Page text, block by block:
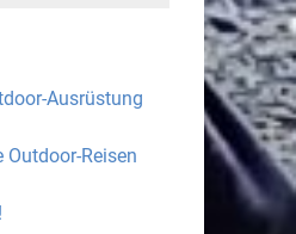
Ausrüstung
Reisen